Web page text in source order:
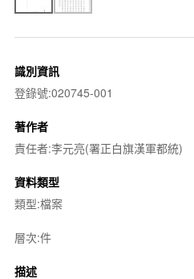
識別資訊
登錄號:020745-001
著作者
責任者:李元亮(署正白旗漢軍都統)
資料類型
類型:檔案
層次:件
描述